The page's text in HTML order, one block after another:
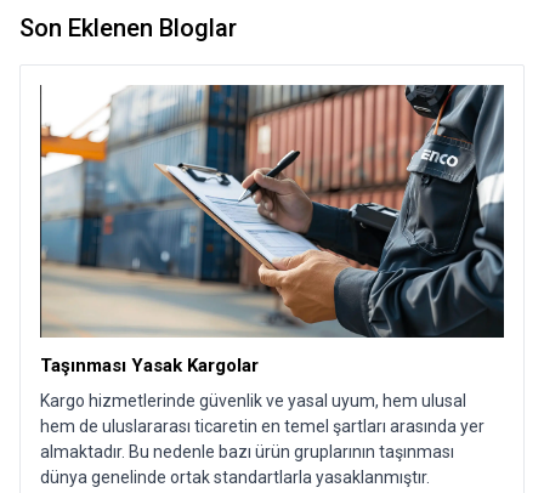
Son Eklenen Bloglar
Taşınması Yasak Kargolar
Kargo hizmetlerinde güvenlik ve yasal uyum, hem ulusal
hem de uluslararası ticaretin en temel şartları arasında yer
almaktadır. Bu nedenle bazı ürün gruplarının taşınması
dünya genelinde ortak standartlarla yasaklanmıştır.